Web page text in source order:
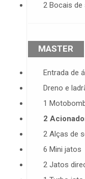
2 Bocais de
MASTER
Entrada de
Dreno e
1
2
2 Alças de
6 Mini jatos
2 Jatos